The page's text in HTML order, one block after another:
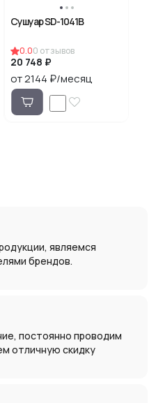
Сушуар SD-1041B
0.00 отзывов
20 748 ₽
от 2144 ₽/месяц
являемся
брендов.
постоянно проводим
отличную скидку